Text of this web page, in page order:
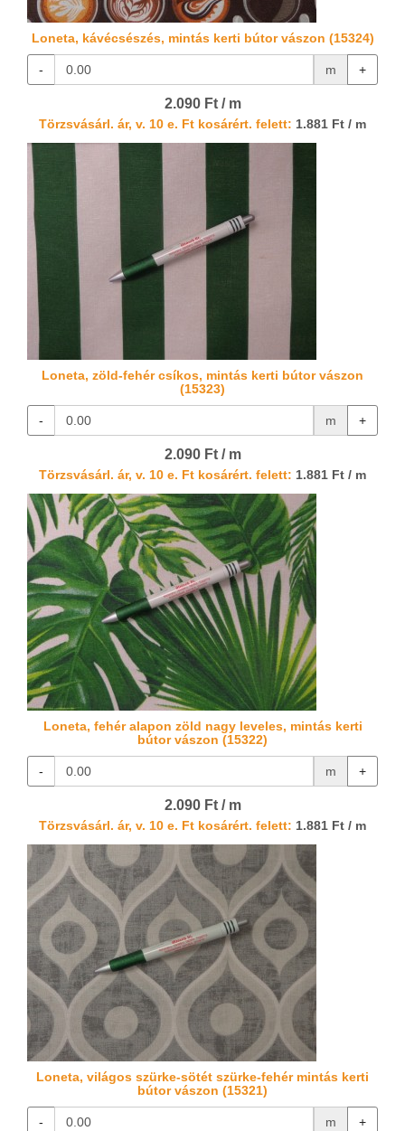
Loneta, kávécsészés, mintás kerti bútor vászon (15324)
- m +
2.090 Ft / m
Törzsvásárl. ár, v. 10 e. Ft kosárért. felett: 1.881 Ft / m
Loneta, zöld-fehér csíkos, mintás kerti bútor vászon
(15323)
- m +
2.090 Ft / m
Törzsvásárl. ár, v. 10 e. Ft kosárért. felett: 1.881 Ft / m
Loneta, fehér alapon zöld nagy leveles, mintás kerti
bútor vászon (15322)
- m +
2.090 Ft / m
Törzsvásárl. ár, v. 10 e. Ft kosárért. felett: 1.881 Ft / m
Loneta, világos szürke-sötét szürke-fehér mintás kerti
bútor vászon (15321)
- m +